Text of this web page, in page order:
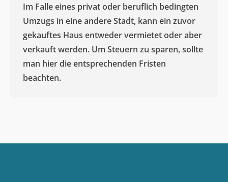
Im Falle eines privat oder beruflich bedingten
Umzugs in eine andere Stadt, kann ein zuvor
gekauftes Haus entweder vermietet oder aber
verkauft werden. Um Steuern zu sparen, sollte
man hier die entsprechenden Fristen
beachten.